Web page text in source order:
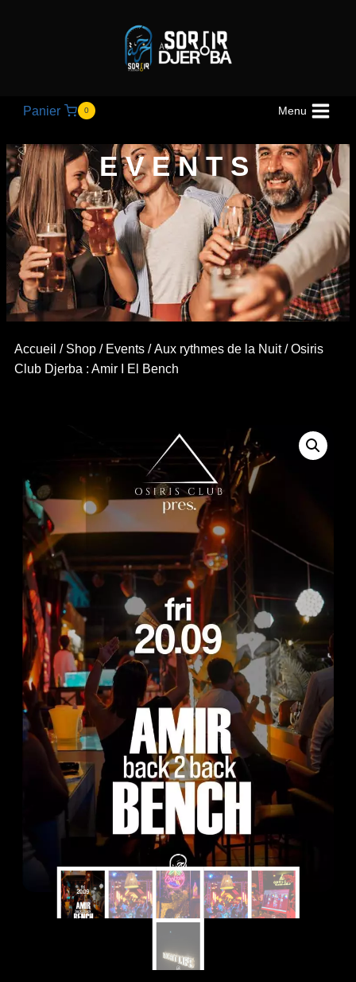
Panier 0 Menu
EVENTS
Accueil / Shop / Events /Aux rythmes de la Nuit/ Osiris
Club Djerba : Amir I El Bench